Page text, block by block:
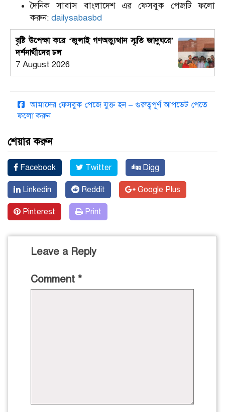
দৈনিক সাবাস বাংলাদেশ এর ফেসবুক পেজটি ফলো
করুন: dailysabasbd
বৃষ্টি উপেক্ষা করে ‘জুলাই গণঅভ্যুত্থান স্মৃতি জাদুঘরে’
দর্শনার্থীদের ঢল
7 August 2026
আমাদের ফেসবুক পেজে যুক্ত হন – গুরুত্বপূর্ণ আপডেট পেতে
ফলো করুন
শেয়ার করুন
Facebook Twitter Digg
Linkedin Reddit Google Plus
Pinterest Print
Leave a Reply
Comment *